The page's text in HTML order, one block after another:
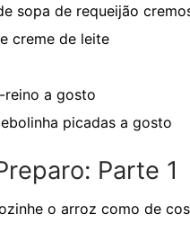
sopa de requeijão
creme de leite
reino a gosto
picadas a gosto
Parte 1
o arroz como de